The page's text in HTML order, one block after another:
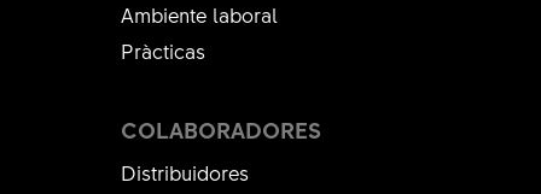
Ambiente laboral
Pràcticas
COLABORADORES
Distribuidores